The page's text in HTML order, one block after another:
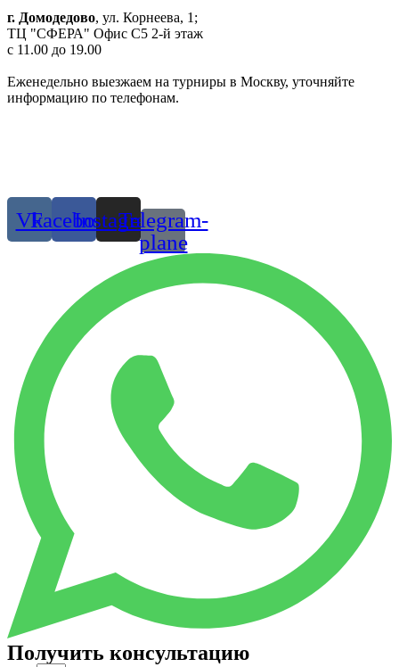
г. Домодедово, ул. Корнеева, 1;
ТЦ "СФЕРА" Офис C5 2-й этаж
c 11.00 до 19.00
Еженедельно выезжаем на турниры в Москву, уточняйте
информацию по телефонам.
VkFacebookInstagramTelegram-
plane
Получить консультацию